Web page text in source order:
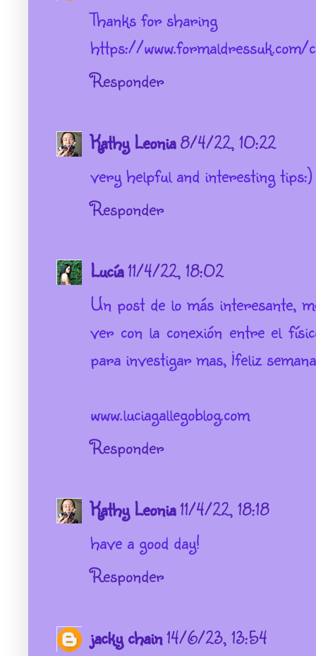
Thanks for sharing
https://
Responder
Kathy Leonia8/4/22, 10:22
very helpful and interesting
Responder
Lucía11/4/22, 18:02
Un post de lo más interesante,
ver con la conexión entre el
para investigar mas, ¡feliz
www.luciagallegoblog.com
Responder
Kathy Leonia11/4/22, 18:18
have a good day!
Responder
jacky chain14/6/23, 13:54